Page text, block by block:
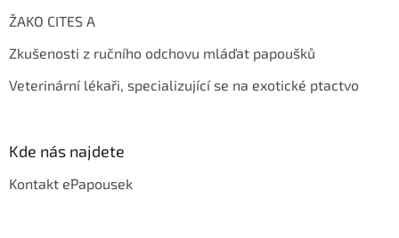
ŽAKO CITES A
Zkušenosti z ručního odchovu mláďat papoušků
Veterinární lékaři, specializující se na exotické ptactvo
Kde nás najdete
Kontakt ePapousek